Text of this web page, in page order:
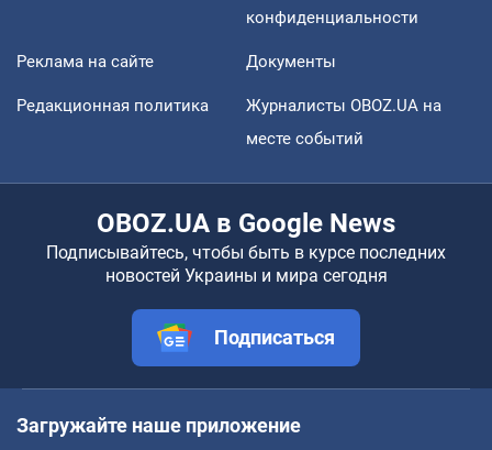
конфиденциальности
Реклама на сайте Документы
Редакционная политика
Журналисты OBOZ.UA на
месте событий
OBOZ.UA в Google News
Подписывайтесь, чтобы быть в курсе последних
новостей Украины и мира сегодня
Подписаться
Загружайте наше приложение